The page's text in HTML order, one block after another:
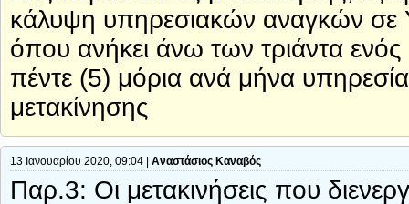
κάλυψη υπηρεσιακών αναγκών σε
όπου ανήκει άνω των τριάντα
πέντε (5) μόρια ανά μήνα
μετακίνησης
13 Ιανουαρίου 2020, 09:04 | Αναστάσιος Καναβός
Παρ.3: Οι μετακινήσεις που